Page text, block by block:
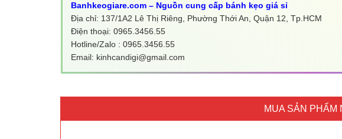
Banhkeogiare.com – Nguồn cung cấp bánh kẹo giá sỉ
Địa chỉ: 137/1A2 Lê Thị Riêng, Phường Thới An, Quận 12, Tp.HCM
Điện thoại: 0965.3456.55
Hotline/Zalo : 0965.3456.55
Email: kinhcandigi@gmail.com
MUA SẢN PHẨM